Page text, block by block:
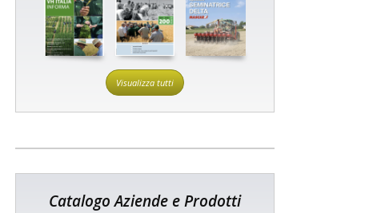
Visualizza tutti
Catalogo Aziende e Prodotti